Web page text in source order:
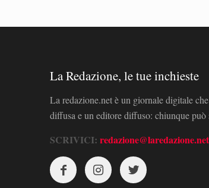
La Redazione, le tue inchieste
La redazione.net è un giornale digitale
diffusa e un editore diffuso: chiunque può
SCRIVICI: redazione@laredazione.net